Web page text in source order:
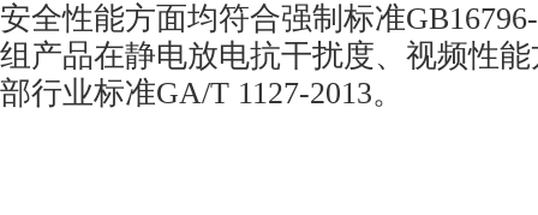
安全性能方面均符合强制标准
组产品在静电放电抗干扰度、视频性
部行业标准GA/T 1127-2013。